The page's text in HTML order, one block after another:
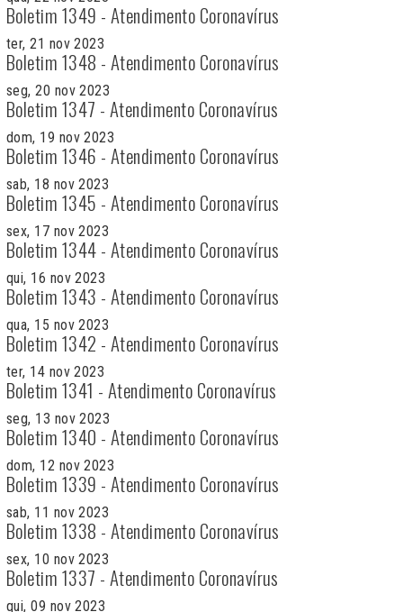
Boletim 1349 - Atendimento Coronavírus
ter, 21 nov 2023
Boletim 1348 - Atendimento Coronavírus
seg, 20 nov 2023
Boletim 1347 - Atendimento Coronavírus
dom, 19 nov 2023
Boletim 1346 - Atendimento Coronavírus
sab, 18 nov 2023
Boletim 1345 - Atendimento Coronavírus
sex, 17 nov 2023
Boletim 1344 - Atendimento Coronavírus
qui, 16 nov 2023
Boletim 1343 - Atendimento Coronavírus
qua, 15 nov 2023
Boletim 1342 - Atendimento Coronavírus
ter, 14 nov 2023
Boletim 1341 - Atendimento Coronavírus
seg, 13 nov 2023
Boletim 1340 - Atendimento Coronavírus
dom, 12 nov 2023
Boletim 1339 - Atendimento Coronavírus
sab, 11 nov 2023
Boletim 1338 - Atendimento Coronavírus
sex, 10 nov 2023
Boletim 1337 - Atendimento Coronavírus
qui, 09 nov 2023